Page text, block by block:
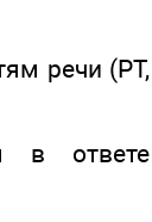
речи (РТ,
в ответе